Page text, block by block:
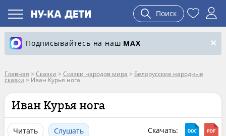
Поиск
Подписывайтесь на наш MAX
Главная > Сказки > Сказки народов мира > Белорусские народные
сказки> Иван Курья нога
Иван Курья нога
Читать Слушать Скачать: